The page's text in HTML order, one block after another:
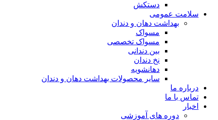
دستکش
سلامت عمومی
بهداشت دهان و دندان
مسواک
مسواک تخصصی
بین دندانی
نخ دندان
دهانشویه
سایر محصولات بهداشت دهان و دندان
درباره ما
تماس با ما
اخبار
دوره های آموزشی